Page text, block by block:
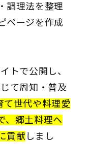
調理法を整理
ページを作成
トで公開し、
て周知・普及
て世代や料理愛
、郷土料理へ
貢献 しまし